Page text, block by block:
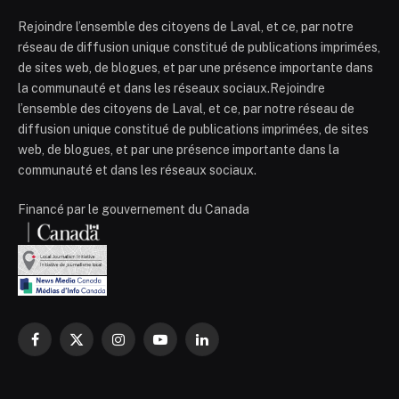
Rejoindre l’ensemble des citoyens de Laval, et ce, par notre
réseau de diffusion unique constitué de publications imprimées,
de sites web, de blogues, et par une présence importante dans
la communauté et dans les réseaux sociaux.Rejoindre
l’ensemble des citoyens de Laval, et ce, par notre réseau de
diffusion unique constitué de publications imprimées, de sites
web, de blogues, et par une présence importante dans la
communauté et dans les réseaux sociaux.
Financé par le gouvernement du Canada
Facebook
X
InstagramYouTubeLinkedIn